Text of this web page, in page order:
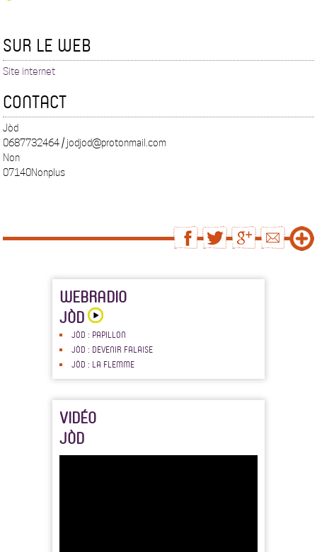
SUR LE WEB
Site internet
CONTACT
Jòd
0687732464 / jodjod@protonmail.com
Non
07140Nonplus
WEBRADIO
JÒD
JÒD : PAPILLON
JÒD : DEVENIR FALAISE
JÒD : LA FLEMME
VIDÉO
JÒD